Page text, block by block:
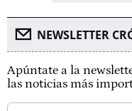
NEWSLETTER
Apúntate a la
las noticias más